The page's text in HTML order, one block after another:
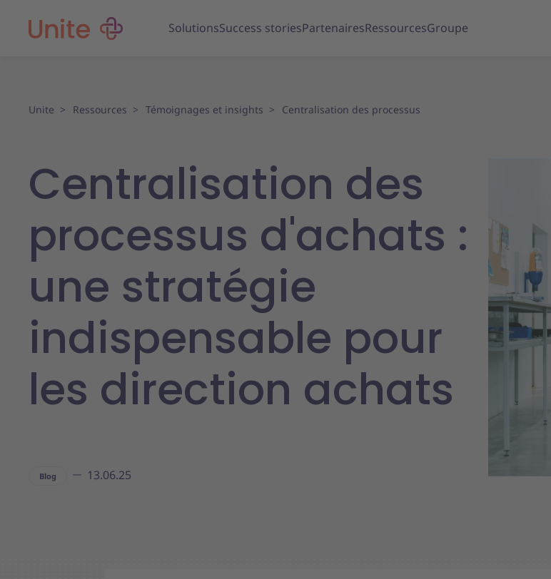
SolutionsSuccess storiesPartenairesRessourcesGroupe
Unite Ressources Témoignages et insights Centralisation des processus
Centralisation des
processus d'achats :
une stratégie
indispensable pour
les direction achats
Blog 13.06.25